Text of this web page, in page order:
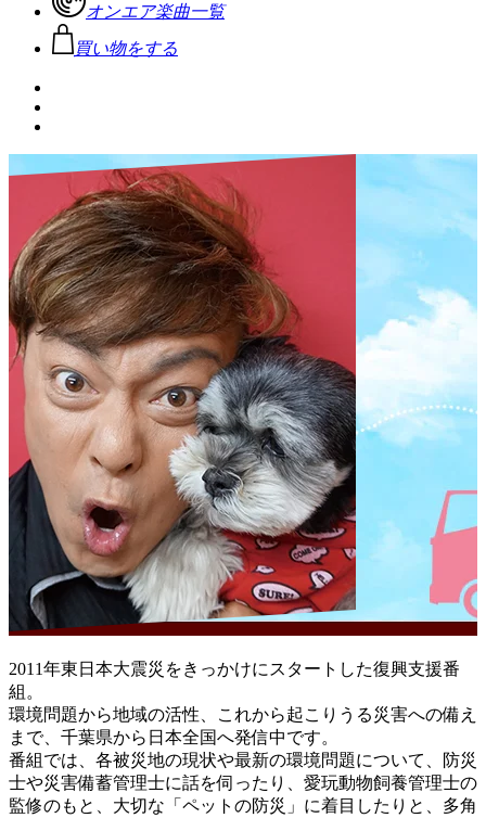
オンエア楽曲一覧
買い物をする
2011年東日本大震災をきっかけにスタートした復興支援番
組。
環境問題から地域の活性、これから起こりうる災害への備え
まで、千葉県から日本全国へ発信中です。
番組では、各被災地の現状や最新の環境問題について、防災
士や災害備蓄管理士に話を伺ったり、愛玩動物飼養管理士の
監修のもと、大切な「ペットの防災」に着目したりと、多角